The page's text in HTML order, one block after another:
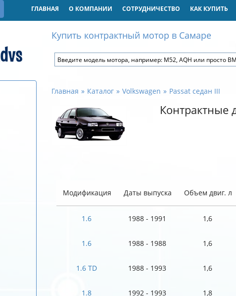
ГЛАВНАЯ О КОМПАНИИ СОТРУДНИЧЕСТВО КАК КУПИТЬ
Купить контрактный мотор в Самаре
Главная Каталог Volkswagen Passat седан III
Контрактные
Модификация Даты выпуска Объем двиг. л
1.6 1988 - 1991 1,6
1.6 1988 - 1988 1,6
1.6 TD 1988 - 1993 1,6
1.8 1992 - 1993 1,8